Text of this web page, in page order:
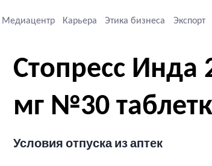
Медиацентр Карьера Этика бизнеса Экспорт
Стопресс Инда
мг №30
Условия отпуска из аптек